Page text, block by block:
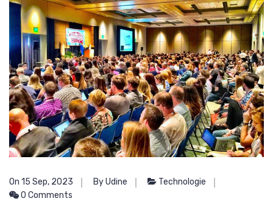
On 15 Sep, 2023 By Udine
Technologie
0 Comments